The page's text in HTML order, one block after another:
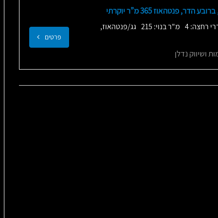
הדר, פנטהאוז 365 מ”ר יוקרתי
רחצה: 4 מ"ר בנוי: 215 גג/פנטהאוז,
ושיווק נדלן
פרטים